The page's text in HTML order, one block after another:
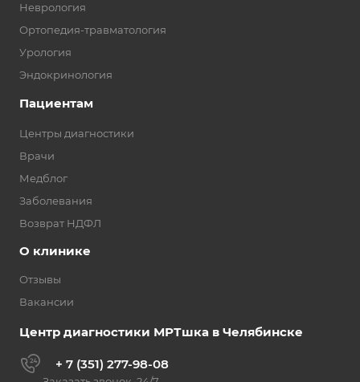
Неврология
Ортопедия-травматология
Урология
Эндокринология
Пациентам
Центры диагностики
Врачи
Медблог
Заболевания
Возврат НДФЛ
О клинике
Отзывы
Вакансии
Центр диагностики МРТшка в Челябинске
+ 7 (351) 277-98-08